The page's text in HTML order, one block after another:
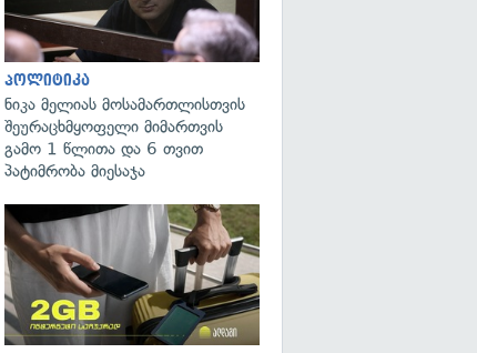
გადახედვა
პოლიტიკა
ნიკა მელიას მოსამართლისთვის
შეურაცხმყოფელი მიმართვის
გამო 1 წლითა და 6 თვით
პატიმრობა მიესაჯა